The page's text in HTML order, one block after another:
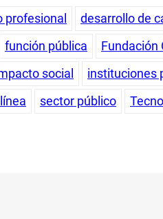
profesional desarrollo de
función pública Fundación
social instituciones
sector público